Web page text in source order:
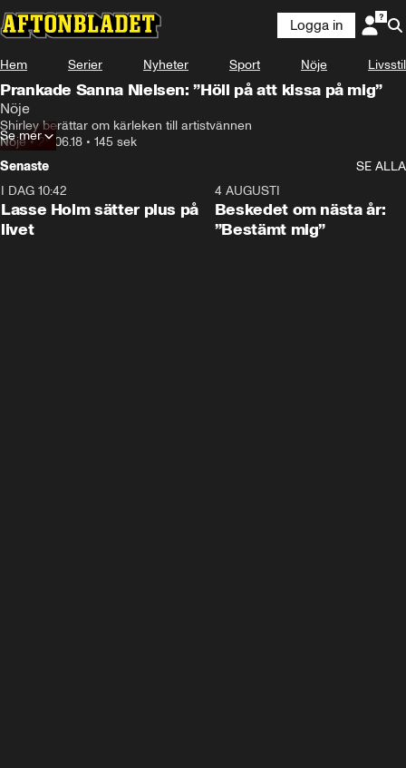
Logga in
Hem Serier Nyheter Sport Nöje Livsstil
Prankade Sanna Nielsen: ”Höll på att kissa på mig”
Nöje
Shirley berättar om kärleken till artistvännen
Nöje•26.06.18 • 145 sek
Se mer
Senaste
SE ALLA
I DAG 10:42
Lasse Holm sätter plus på
livet
4 AUGUSTI
Beskedet om nästa år:
”Bestämt mig”